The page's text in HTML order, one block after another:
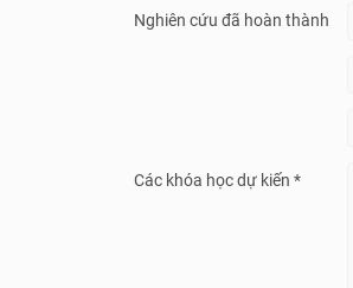
Nghiên cứu đã hoàn thành
Các khóa học dự kiến *